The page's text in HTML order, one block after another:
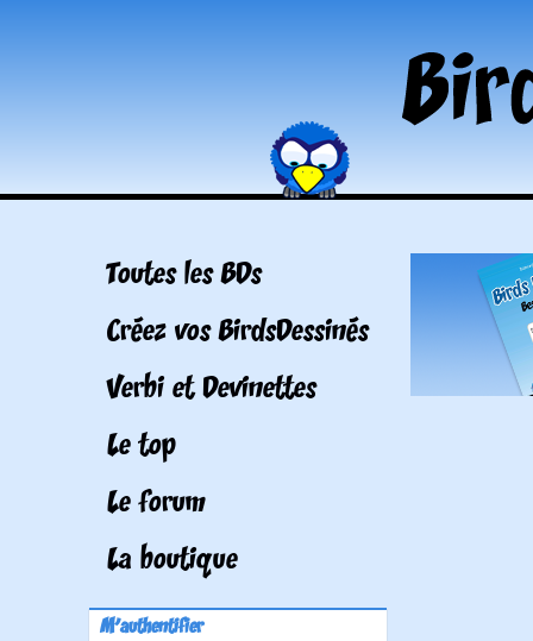
Toutes les BDs
Créez vos BirdsDessinés
Verbi et Devinettes
Le top
Le forum
La boutique
M'authentifier